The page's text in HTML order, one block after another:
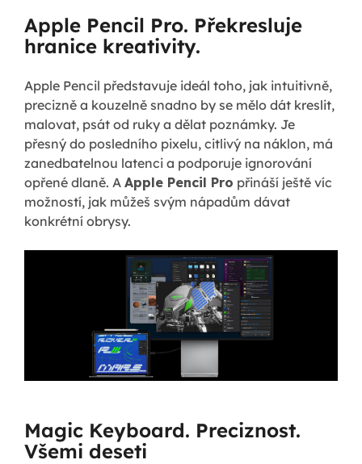
Apple Pencil Pro. Překresluje
hranice kreativity.
Apple Pencil představuje ideál toho, jak intuitivně,
precizně a kouzelně snadno by se mělo dát kreslit,
malovat, psát od ruky a dělat poznámky. Je
přesný do posledního pixelu, citlivý na náklon, má
zanedbatelnou latenci a podporuje ignorování
opřené dlaně. A Apple Pencil Pro přináší ještě víc
možností, jak můžeš svým nápadům dávat
konkrétní obrysy.
Magic Keyboard. Preciznost.
Všemi deseti